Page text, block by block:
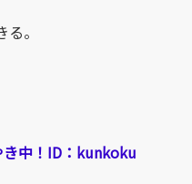
。
中！ID：kunkoku